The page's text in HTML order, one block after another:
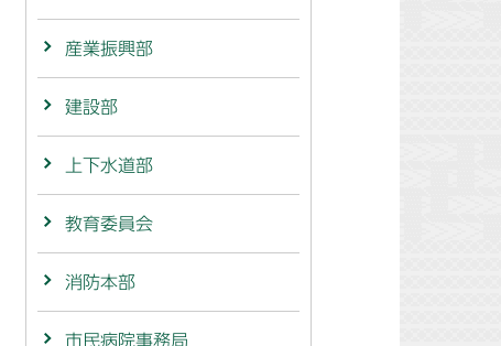
産業振興部
建設部
上下水道部
教育委員会
消防本部
市民病院事務局